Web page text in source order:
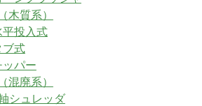
木質系）
投入式
ブ式
パー
混廃系）
シュレッダ